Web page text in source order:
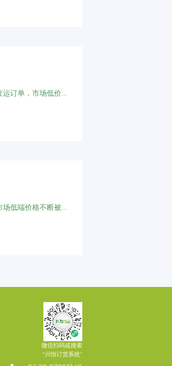
磷酸市场各方利好支撑，新能源需求稳定，企业挺价心态强烈，主发运订单，市场低价货源难寻，价格重心大幅上移
黄磷市场在供应端稳价信心不足与需求端持续压价的双重压力下，市场低端价格不断被打破，价格重心持续承压下行。下游企业虽有少量节前备货计划，但整体看空情绪较浓，部分企业延迟采购，部分企业入市压价询单，需求持续利空黄磷价格商谈。
微信扫码或搜索
“川恒订货系统”